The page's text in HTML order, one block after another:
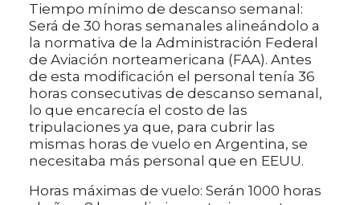
Tiempo mínimo de descanso semanal:
Será de 30 horas semanales alineándolo a
la normativa de la Administración Federal
de Aviación norteamericana (FAA). Antes
de esta modificación el personal tenía 36
horas consecutivas de descanso semanal,
lo que encarecía el costo de las
tripulaciones ya que, para cubrir las
mismas horas de vuelo en Argentina, se
necesitaba más personal que en EEUU.
Horas máximas de vuelo: Serán 1000 horas